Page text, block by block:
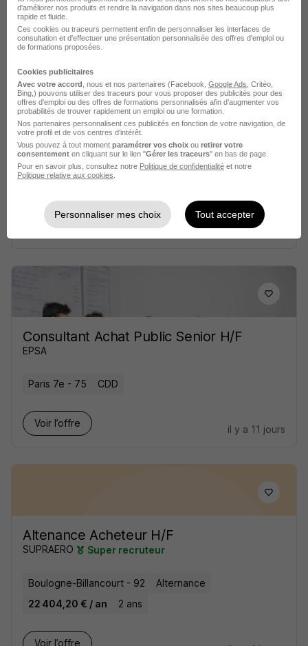
Voir l’offre
il y a 1 heure
Responsable Achats Indirects H/F
Vusion
Voir l’offre
il y a 1 heure
Consultant Achat Public Senior H/F
EPSA
Paris 7e - 75 CDD
Voir l’offre
il y a 11 jours
Altenance Acheteur H/F
SUPRAERO Super recruteur
Boulogne-Billancourt - 92
Alternance
22 404,20 € / an
2 ans
Voir l’offre
d'améliorer nos produits et rendre la navigation dans nos sites beaucoup plus
rapide et fluide.
Ces cookies ou traceurs permettent enfin de personnaliser les interfaces de
consultation et d'effectuer une présentation personnalisée des offres d'emploi ou
de formations proposées.
Cookies publicitaires
Avec votre accord , nous et nos partenaires (Facebook, Google Ads , Critéo,
Bing,) pouvons utiliser des traceurs pour vous proposer des publicités pour des
offres d’emploi ou des offres de formations personnalisés afin d’augmenter vos
probabilités de trouver rapidement un emploi ou une formation.
Nos partenaires personnalisent ces publicités en fonction de votre navigation, de
votre profil et de vos centres d’intérêt.
Vous pouvez à tout moment paramétrer vos choix ou retirer votre
consentement en cliquant sur le lien "Gérer les traceurs" en bas de page.
Pour en savoir plus, consultez notre Politique de confidentialité et notre
Politique relative aux cookies
Personnaliser mes choix Tout accepter